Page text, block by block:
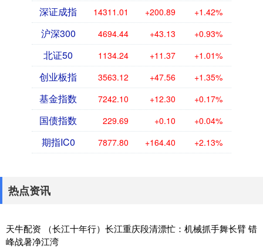
深证成指 14311.01 +200.89 +1.42%
沪深300 4694.44 +43.13 +0.93%
北证50 1134.24 +11.37 +1.01%
创业板指 3563.12 +47.56 +1.35%
基金指数 7242.10 +12.30 +0.17%
国债指数 229.69 +0.10 +0.04%
期指IC0 7877.80 +164.40 +2.13%
热点资讯
天牛配资 （长江十年行）长江重庆段清漂忙：机械抓手舞长臂 错
峰战暑净江湾